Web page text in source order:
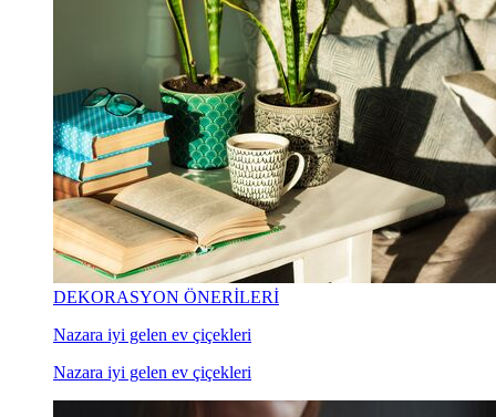
DEKORASYON ÖNERİLERİ
Nazara iyi gelen ev çiçekleri
Nazara iyi gelen ev çiçekleri